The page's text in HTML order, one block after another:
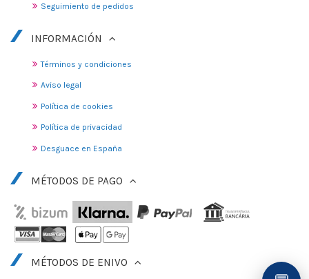
Seguimiento de pedidos
INFORMACIÓN
Términos y condiciones
Aviso legal
Política de cookies
Política de privacidad
Desguace en España
MÉTODOS DE PAGO
MÉTODOS DE ENIVO